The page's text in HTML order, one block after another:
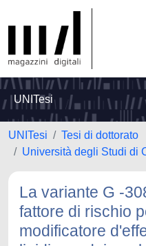
UNITesi
UNITesi
Tesi di dottorato
Università degli Studi di
La variante G -
fattore di rischio
modificatore